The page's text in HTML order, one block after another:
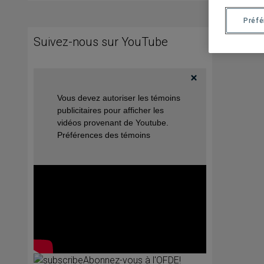
Suivez-nous sur YouTube
Vous devez autoriser les témoins
publicitaires pour afficher les
vidéos provenant de Youtube.
Préférences des témoins
Abonnez-vous à l'OFDE!